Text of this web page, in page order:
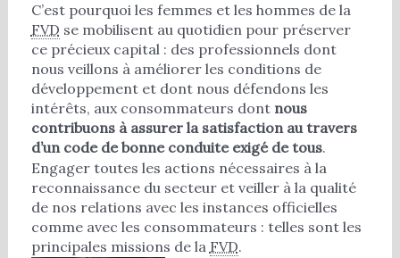
C’est pourquoi les femmes et les hommes de la
FVD se mobilisent au quotidien pour préserver
ce précieux capital : des professionnels dont
nous veillons à améliorer les conditions de
développement et dont nous défendons les
intérêts, aux consommateurs dont nous
contribuons à assurer la satisfaction au travers
d’un code de bonne conduite exigé de tous.
Engager toutes les actions nécessaires à la
reconnaissance du secteur et veiller à la qualité
de nos relations avec les instances officielles
comme avec les consommateurs : telles sont les
principales missions de la FVD.